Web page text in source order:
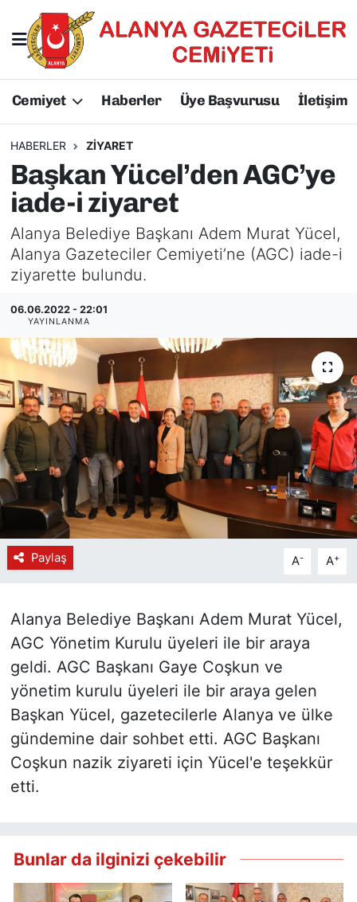
Cemiyet Haberler Üye Başvurusu İletişim
HABERLER ZIYARET
Başkan Yücel’den AGC’ye
iade-i ziyaret
Alanya Belediye Başkanı Adem Murat Yücel,
Alanya Gazeteciler Cemiyeti’ne (AGC) iade-i
ziyarette bulundu.
06.06.2022 - 22:01
YAYINLANMA
Paylaş A- A+
Alanya Belediye Başkanı Adem Murat Yücel,
AGC Yönetim Kurulu üyeleri ile bir araya
geldi. AGC Başkanı Gaye Coşkun ve
yönetim kurulu üyeleri ile bir araya gelen
Başkan Yücel, gazetecilerle Alanya ve ülke
gündemine dair sohbet etti. AGC Başkanı
Coşkun nazik ziyareti için Yücel'e teşekkür
etti.
Bunlar da ilginizi çekebilir
Hakkımızda
Başkanlarımız
Yönetim Kurulu
Üyelerimiz
Tüzüğümüz
Üye Başvurusu
Başkan Hakkında
AGC Hakkında
Yönetim Kurulu
Üyelerimiz
Başkanlarımız
Tüzüğümüz